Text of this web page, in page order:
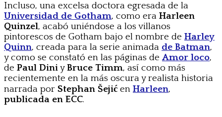
Incluso, una excelsa doctora egresada de la
Universidad de Gotham, como era Harleen
Quinzel, acabó uniéndose a los villanos
pintorescos de Gotham bajo el nombre de Harley
Quinn, creada para la serie animada de Batman,
y como se constató en las páginas de Amor loco,
de Paul DiniyBruce Timm, así como más
recientemente en la más oscura y realista historia
narrada por Stephan Šejić en Harleen,
publicada en ECC.